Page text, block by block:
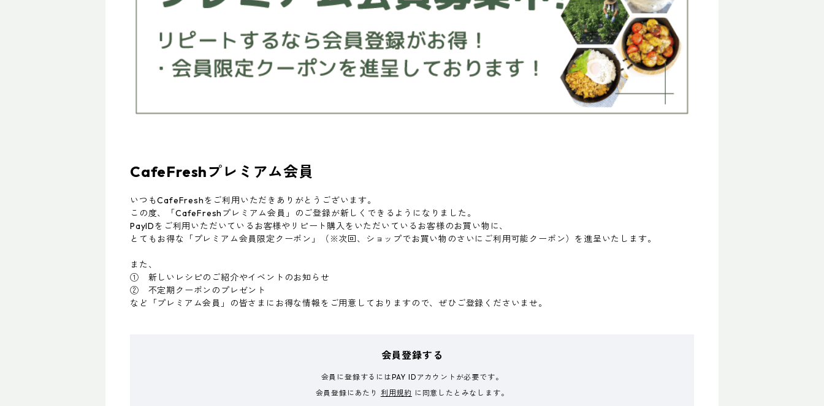
CafeFreshプレミアム会員
いつもCafeFreshをご利用いただきありがとうございます。
この度、「CafeFreshプレミアム会員」のご登録が新しくできるようになりました。
PayIDをご利用いただいているお客様やリピート購入をいただいているお客様のお買い物に、
とてもお得な「プレミアム会員限定クーポン」（※次回、ショップでお買い物のさいにご利用可能クーポン）を進呈いたします。
また、
① 新しいレシピのご紹介やイベントのお知らせ
② 不定期クーポンのプレゼント
など「プレミアム会員」の皆さまにお得な情報をご用意しておりますので、ぜひご登録くださいませ。
会員登録する
会員に登録するにはPAY IDアカウントが必要です。
会員登録にあたり 利用規約 に同意したとみなします。